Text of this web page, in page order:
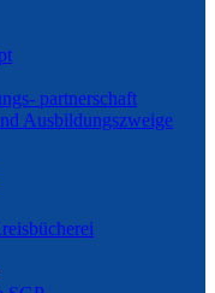
partnerschaft
Ausbildungszweige